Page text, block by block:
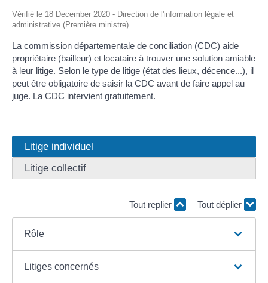
Vérifié le 18 December 2020 - Direction de l'information légale et
administrative (Première ministre)
La commission départementale de conciliation (CDC) aide
propriétaire (bailleur) et locataire à trouver une solution amiable
à leur litige. Selon le type de litige (état des lieux, décence...), il
peut être obligatoire de saisir la CDC avant de faire appel au
juge. La CDC intervient gratuitement.
Litige individuel
Litige collectif
Tout replier Tout déplier
Rôle
Litiges concernés